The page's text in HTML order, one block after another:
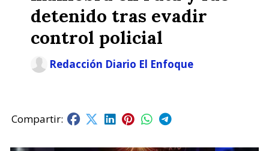
detenido tras evadir
control policial
Redacción Diario El Enfoque